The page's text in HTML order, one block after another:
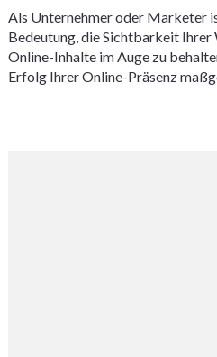
Als Unternehmer oder Marketer
Bedeutung, die Sichtbarkeit Ihrer
Online-Inhalte im Auge zu
Erfolg Ihrer Online-Präsenz